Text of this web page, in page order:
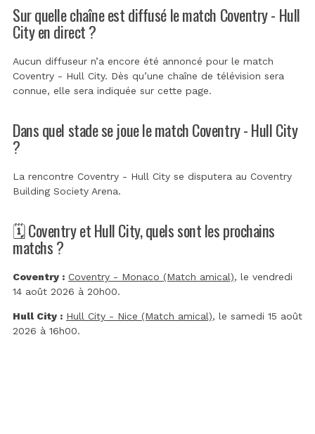
Sur quelle chaîne est diffusé le match Coventry - Hull
City en direct ?
Aucun diffuseur n’a encore été annoncé pour le match
Coventry - Hull City. Dès qu’une chaîne de télévision sera
connue, elle sera indiquée sur cette page.
Dans quel stade se joue le match Coventry - Hull City
?
La rencontre Coventry - Hull City se disputera au Coventry
Building Society Arena.
🗓️ Coventry et Hull City, quels sont les prochains
matchs ?
Coventry : Coventry - Monaco (Match amical), le vendredi
14 août 2026 à 20h00.
Hull City : Hull City - Nice (Match amical), le samedi 15 août
2026 à 16h00.